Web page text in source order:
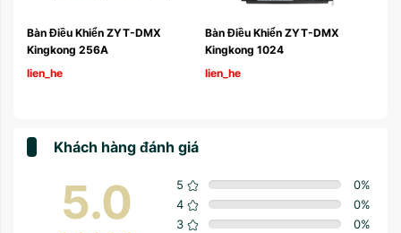
DMX
Bàn Điều Khiển ZYT-DMX
Bàn Điều Khiển ZYT-DMX
Touch
Khách hàng đánh giá
5.0 5 0%
4
0%
3
0%